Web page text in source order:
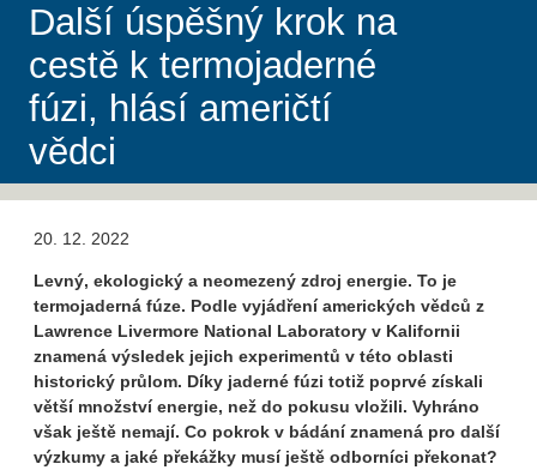
Další úspěšný krok na
cestě k termojaderné
fúzi, hlásí američtí
vědci
20. 12. 2022
Levný, ekologický a neomezený zdroj energie. To je
termojaderná fúze. Podle vyjádření amerických vědců z
Lawrence Livermore National Laboratory v Kalifornii
znamená výsledek jejich experimentů v této oblasti
historický průlom. Díky jaderné fúzi totiž poprvé získali
větší množství energie, než do pokusu vložili. Vyhráno
však ještě nemají. Co pokrok v bádání znamená pro další
výzkumy a jaké překážky musí ještě odborníci překonat?